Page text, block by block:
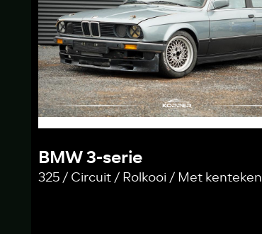
BMW 3-serie
325 / Circuit / Rolkooi / Met kenteken